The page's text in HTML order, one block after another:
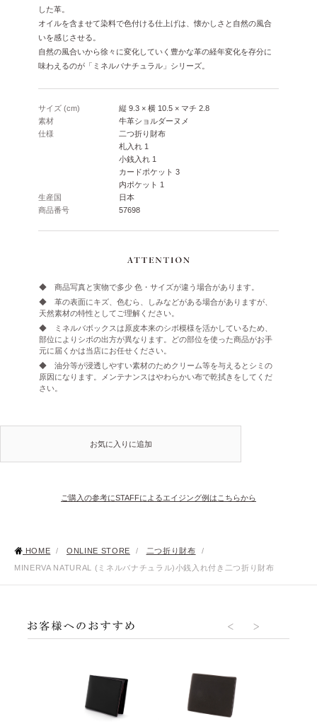
した革。
オイルを含ませて染料で色付ける仕上げは、懐かしさと自然の風合
いを感じさせる。
自然の風合いから徐々に変化していく豊かな革の経年変化を存分に
味わえるのが「ミネルバナチュラル」シリーズ。
サイズ (cm)
縦 9.3 × 横 10.5 × マチ 2.8
素材
牛革ショルダーヌメ
仕様
二つ折り財布
札入れ 1
小銭入れ 1
カードポケット 3
内ポケット 1
生産国
日本
商品番号
57698
◆ 商品写真と実物で多少 色・サイズが違う場合があります。
◆ 革の表面にキズ、色むら、しみなどがある場合がありますが、
天然素材の特性としてご理解ください。
◆ ミネルバボックスは原皮本来のシボ模様を活かしているため、
部位によりシボの出方が異なります。どの部位を使った商品がお手
元に届くかは当店にお任せください。
◆ 油分等が浸透しやすい素材のためクリーム等を与えるとシミの
原因になります。メンテナンスはやわらかい布で乾拭きをしてくだ
さい。
お気に入りに追加
ご購入の参考にSTAFFによるエイジング例はこちらから
HOME / ONLINE STORE / 二つ折り財布
/
MINERVA NATURAL (ミネルバナチュラル)小銭入れ付き二つ折り財布